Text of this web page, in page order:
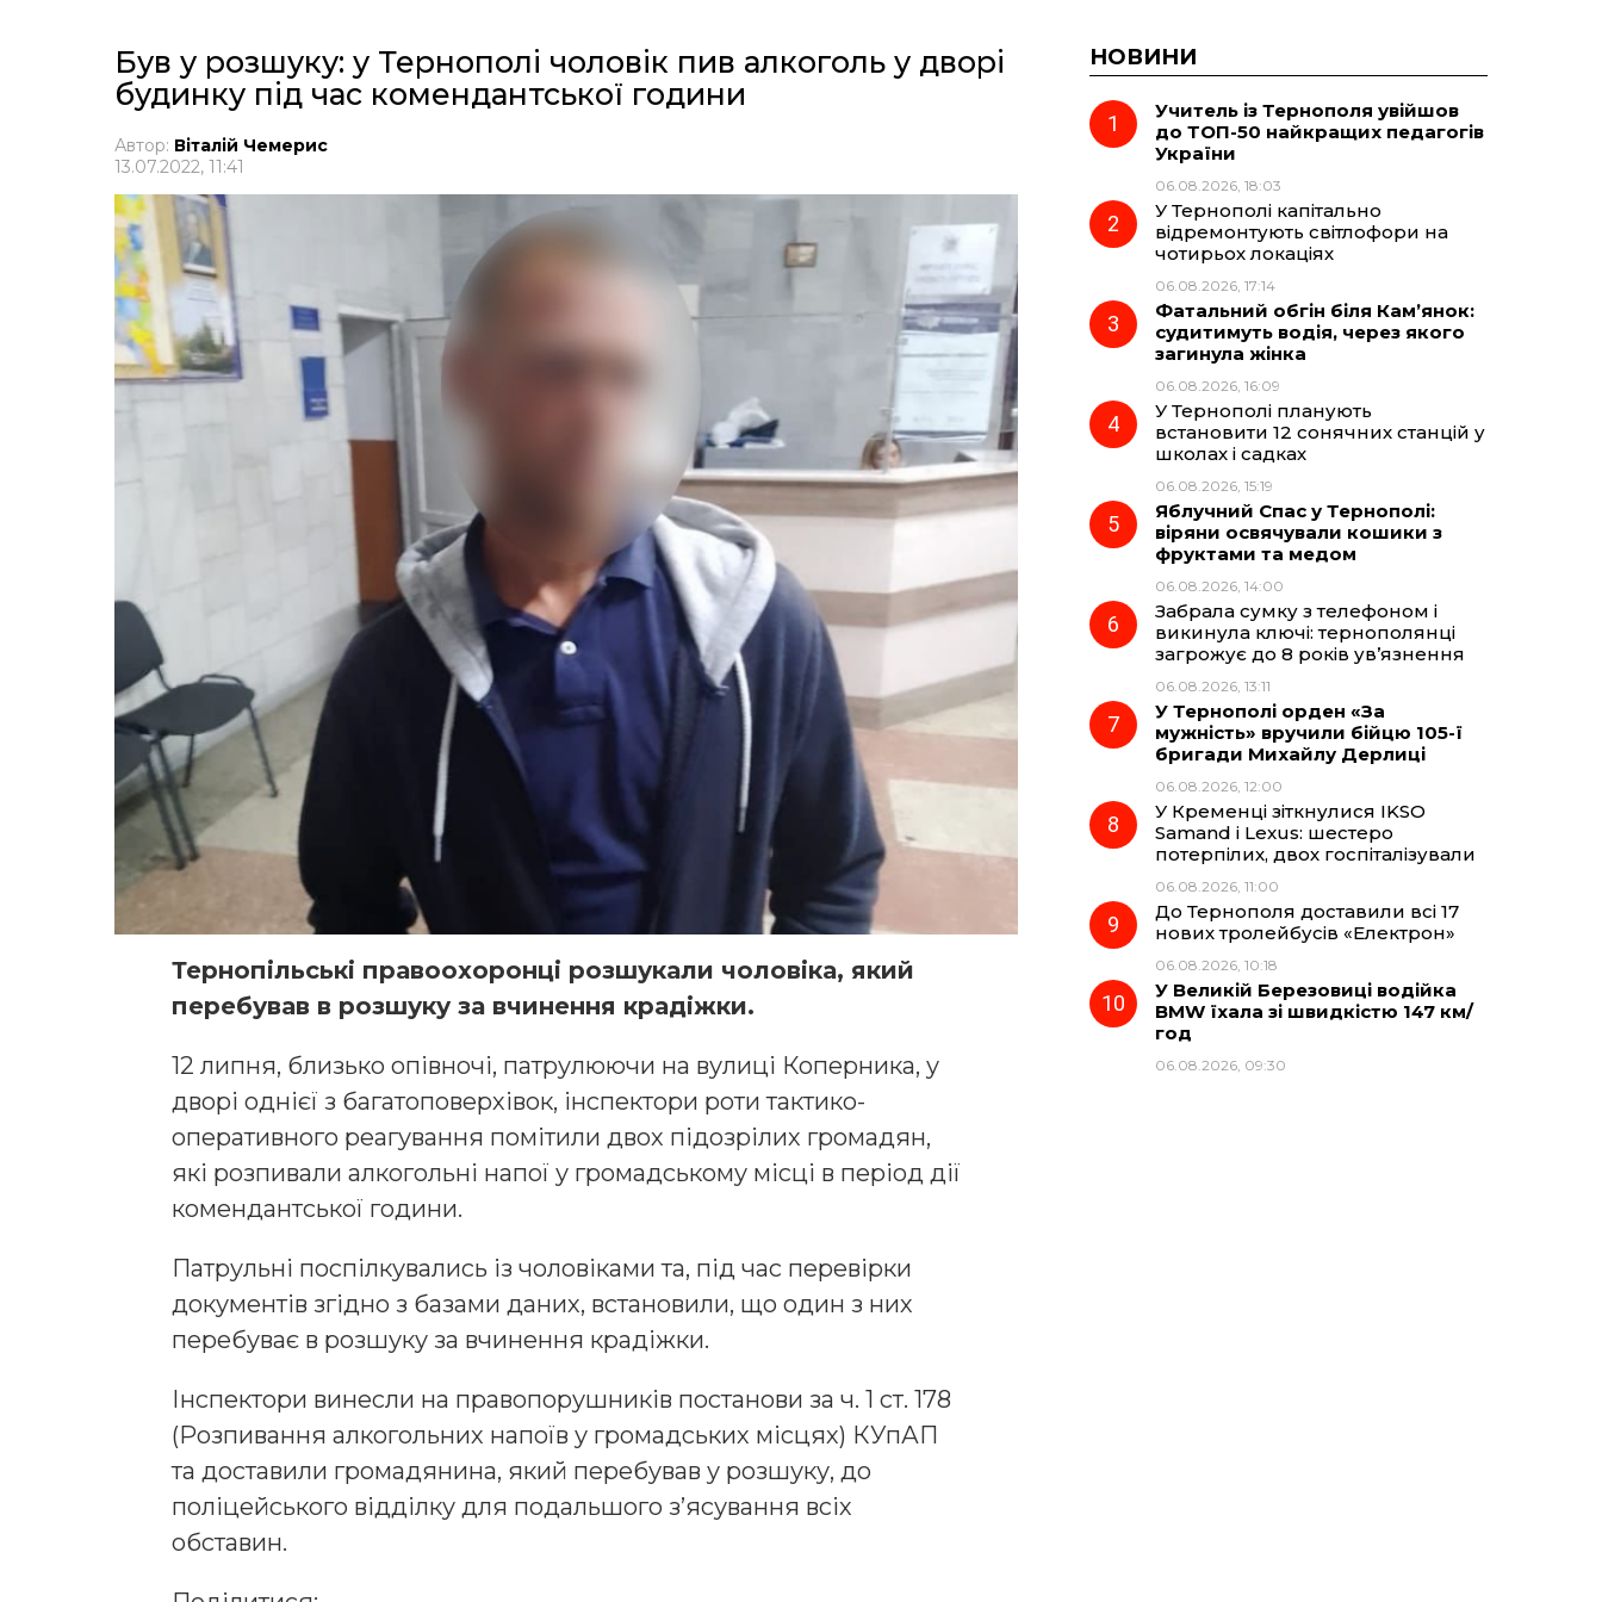
Був у розшуку: у Тернополі чоловік пив алкоголь у дворі
будинку під час комендантської години
Автор: Віталій Чемерис
13.07.2022, 11:41
Тернопільські правоохоронці розшукали чоловіка, який
перебував в розшуку за вчинення крадіжки.
12 липня, близько опівночі, патрулюючи на вулиці Коперника, у
дворі однієї з багатоповерхівок, інспектори роти тактико-
оперативного реагування помітили двох підозрілих громадян,
які розпивали алкогольні напої у громадському місці в період дії
комендантської години.
Патрульні поспілкувались із чоловіками та, під час перевірки
документів згідно з базами даних, встановили, що один з них
перебуває в розшуку за вчинення крадіжки.
Інспектори винесли на правопорушників постанови за ч. 1 ст. 178
(Розпивання алкогольних напоїв у громадських місцях) КУпАП
та доставили громадянина, який перебував у розшуку, до
поліцейського відділку для подальшого з’ясування всіх
обставин.
НОВИНИ
Учитель із Тернополя увійшов
до ТОП-50 найкращих педагогів
України
06.08.2026, 18:03
У Тернополі капітально
відремонтують світлофори на
чотирьох локаціях
06.08.2026, 17:14
Фатальний обгін біля Кам’янок:
судитимуть водія, через якого
загинула жінка
06.08.2026, 16:09
У Тернополі планують
встановити 12 сонячних станцій у
школах і садках
06.08.2026, 15:19
Яблучний Спас у Тернополі:
віряни освячували кошики з
фруктами та медом
06.08.2026, 14:00
Забрала сумку з телефоном і
викинула ключі: тернополянці
загрожує до 8 років ув’язнення
06.08.2026, 13:11
У Тернополі орден «За
мужність» вручили бійцю 105-ї
бригади Михайлу Дерлиці
06.08.2026, 12:00
У Кременці зіткнулися IKSO
Samand і Lexus: шестеро
потерпілих, двох госпіталізували
06.08.2026, 11:00
До Тернополя доставили всі 17
нових тролейбусів «Електрон»
06.08.2026, 10:18
У Великій Березовиці водійка
BMW їхала зі швидкістю 147 км/
год
06.08.2026, 09:30